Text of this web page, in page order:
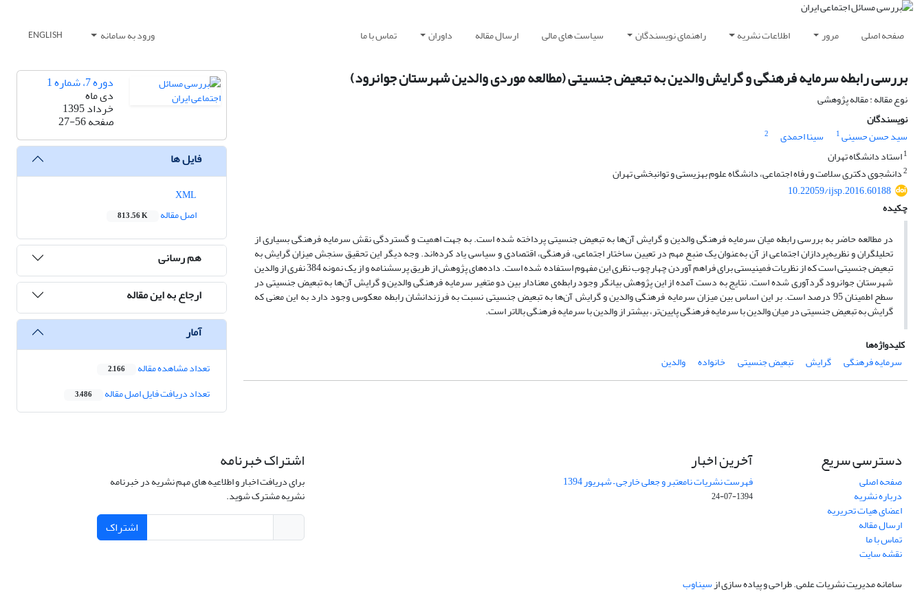
صفحه اصلی مرور اطلاعات نشریه راهنمای نویسندگان سیاست های مالی ارسال مقاله داوران تماس با ما ورود به سامانه ENGLISH
بررسی رابطه سرمایه فرهنگی و گرایش والدین به تبعیض جنسیتی (مطالعه موردی والدین شهرستان جوانرود)
نوع مقاله : مقاله پژوهشی
نویسندگان
سید حسن حسینی1 سینا احمدی
2
1استاد دانشگاه تهران
2دانشجوی دکتری سلامت و رفاه اجتماعی، دانشگاه علوم بهزیستی و توانبخشی تهران
10.22059/ijsp.2016.60188
چکیده
در مطالعه حاضر به بررسی رابطه میان سرمایه فرهنگی والدین و گرایش آن‌ها به تبعیض جنسیتی پرداخته شده است. به جهت اهمیت و گستردگی نقش سرمایه فرهنگی بسیاری از
تحلیلگران و نظریه‌پردازان اجتماعی از آن به‌عنوان یک منبع مهم در تعیین ساختار اجتماعی، فرهنگی، اقتصادی و سیاسی یاد کرده‌اند. وجه دیگر این تحقیق سنجش میزان گرایش به
تبعیض جنسیتی است که از نظریات فمینیستی برای فراهم آوردن چهارچوب نظری این مفهوم استفاده شده است. داده‌های پژوهش از طریق پرسشنامه و از یک نمونه 384 نفری از والدین
شهرستان جوانرود گردآوری شده است. نتایج به دست آمده از این پژوهش بیانگر وجود رابطه‌ی معنادار بین دو متغیر سرمایه فرهنگی والدین و گرایش آن‌ها به تبعیض جنسیتی در
سطح اطمینان 95 درصد است. بر این اساس بین میزان سرمایه فرهنگی والدین و گرایش آن‌ها به تبعیض جنسیتی نسبت به فرزندانشان رابطه معکوس وجود دارد به این معنی که
گرایش به تبعیض جنسیتی در میان والدین با سرمایه فرهنگی پایین‌تر، بیشتر از والدین با سرمایه فرهنگی بالاتر است.
کلیدواژه‌ها
سرمایه فرهنگی
گرایش تبعیض جنسیتی خانواده والدین
دوره 7، شماره 1
دی ماه
خرداد 1395
صفحه27-56
فایل ها
اصل مقاله
813.56 K
هم رسانی
ارجاع به این مقاله
آمار
تعداد مشاهده مقاله 2,166
تعداد دریافت فایل اصل مقاله 3,486
دسترسی سریع
صفحه اصلی
درباره نشریه
اعضای هیات تحریریه
ارسال مقاله
تماس با ما
نقشه سایت
آخرین اخبار
فهرست نشریات نامعتبر و جعلی خارجی – شهریور 1394
1394-07-24
اشتراک خبرنامه
برای دریافت اخبار و اطلاعیه های مهم نشریه در خبرنامه
نشریه مشترک شوید.
اشتراک
سامانه مدیریت نشریات علمی.طراحی و پیاده سازی ازسیناوب